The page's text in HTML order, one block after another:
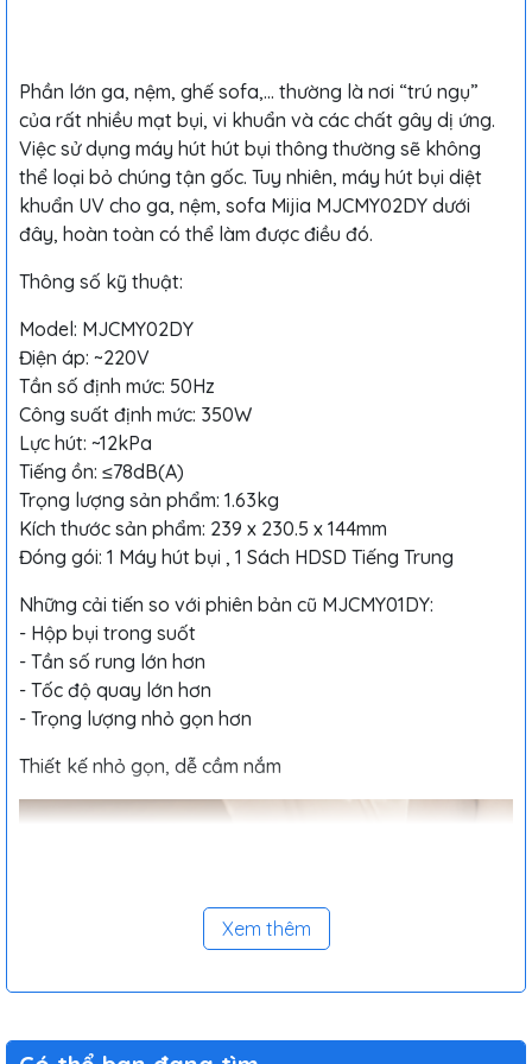
Phần lớn ga, nệm, ghế sofa,… thường là nơi “trú ngụ”
của rất nhiều mạt bụi, vi khuẩn và các chất gây dị ứng.
Việc sử dụng máy hút hút bụi thông thường sẽ không
thể loại bỏ chúng tận gốc. Tuy nhiên, máy hút bụi diệt
khuẩn UV cho ga, nệm, sofa Mijia MJCMY02DY dưới
đây, hoàn toàn có thể làm được điều đó.
Thông số kỹ thuật:
Model: MJCMY02DY
Điện áp: ~220V
Tần số định mức: 50Hz
Công suất định mức: 350W
Lực hút: ~12kPa
Tiếng ồn: ≤78dB(A)
Trọng lượng sản phẩm: 1.63kg
Kích thước sản phẩm: 239 x 230.5 x 144mm
Đóng gói: 1 Máy hút bụi , 1 Sách HDSD Tiếng Trung
Những cải tiến so với phiên bản cũ MJCMY01DY:
- Hộp bụi trong suốt
- Tần số rung lớn hơn
- Tốc độ quay lớn hơn
- Trọng lượng nhỏ gọn hơn
Thiết kế nhỏ gọn, dễ cầm nắm
Xem thêm